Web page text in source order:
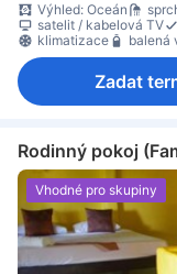
Výhled: Oceán
satelit / kabelová TV
klimatizace
balená
Zadat
Rodinný pokoj
Vhodné pro skupiny